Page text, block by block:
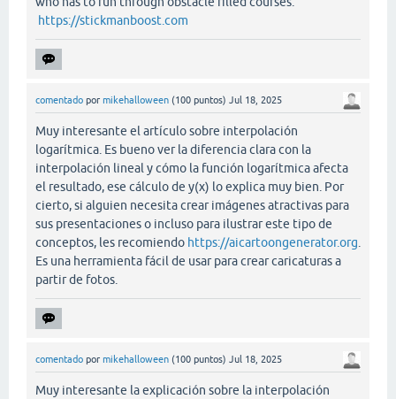
https://stickmanboost.com
comentado por mikehalloween (100 puntos) Jul 18, 2025
Muy interesante el artículo sobre interpolación
logarítmica. Es bueno ver la diferencia clara con la
interpolación lineal y cómo la función logarítmica afecta
el resultado, ese cálculo de y(x) lo explica muy bien. Por
cierto, si alguien necesita crear imágenes atractivas para
sus presentaciones o incluso para ilustrar este tipo de
conceptos, les recomiendo https://aicartoongenerator.org
Es una herramienta fácil de usar para crear caricaturas a
partir de fotos.
comentado por mikehalloween (100 puntos) Jul 18, 2025
Muy interesante la explicación sobre la interpolación